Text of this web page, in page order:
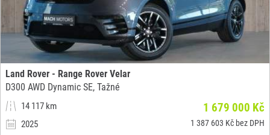
Land Rover - Range Rover Velar
D300 AWD Dynamic SE, Tažné
14 117 km
2025
1 679 000 Kč
1 387 603 Kč bez DPH